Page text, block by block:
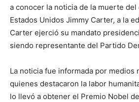
a conocer la noticia de la muerte
Estados Unidos Jimmy Carter, a la
Carter ejerció su mandato
siendo representante del Partido
La noticia fue informada por medios
quienes destacaron la labor
lo llevó a obtener el Premio Nobel